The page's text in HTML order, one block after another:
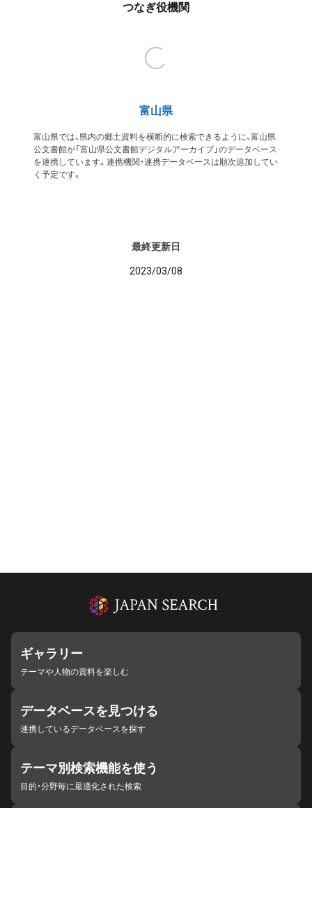
つなぎ役機関
富山県
富山県では、県内の郷土資料を横断的に検索できるように、富山県
公文書館が「富山県公文書館デジタルアーカイブ」のデータベース
を連携しています。連携機関・連携データベースは順次追加してい
く予定です。
最終更新日
2023/03/08
ギャラリー
テーマや人物の資料を楽しむ
データベースを見つける
連携しているデータベースを探す
テーマ別検索機能を使う
目的・分野毎に最適化された検索